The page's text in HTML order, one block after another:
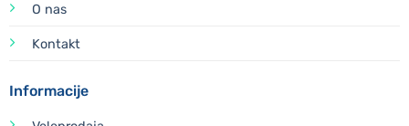
O nas
Kontakt
Informacije